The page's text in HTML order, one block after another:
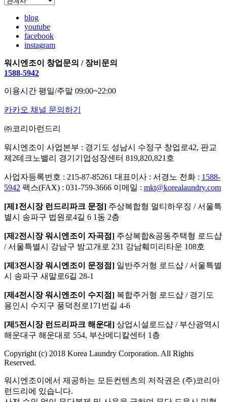
blog
youtube
facebook
instagram
워시엔조이 창업문의 / 장비문의
1588-5942
이용시간 평일/주말 09:00~22:00
카카오 채널 문의하기
㈜코리아런드리
워시엔조이 사업본부 : 경기도 성남시 수정구 창업로42, 판교
제2테크노밸리 경기기업성장센터 819,820,821호
사업자등록번호 : 215-87-85261 대표이사 : 서경노 전화 : 1588-
5942 팩스(FAX) : 031-759-3666 이메일 : mkt@korealaundry.com
[제1전시장 런드리파크 문정] 주상복합형 멀티하우징 / 서울특
별시 송파구 법원로4길 6 1동 2층
[제2전시장 워시엔조이 자곡점] 주상복합&공동주택형 로드샵
/ 서울특별시 강남구 밤고개로 231 강남훼미리타운 108호
[제3전시장 워시엔조이 문정점] 일반주거형 로드샵 / 서울특별
시 송파구 새말로6길 28-1
[제4전시장 워시엔조이 수지점] 복합주거형 로드샵 / 경기도
용인시 수지구 풍덕천로171번길 4-6
[제5전시장 런드리파크 해운대] 상업시설로드샵 / 부산광역시
해운대구 해운대로 554, 부산메디칼센터 1층
Copyright (c) 2018 Korea Laundry Corporation. All Rights
Reserved.
워시엔조이에서 제공하는 모든컨텐츠의 저작권은 (주)코리아
런드리에 있습니다.